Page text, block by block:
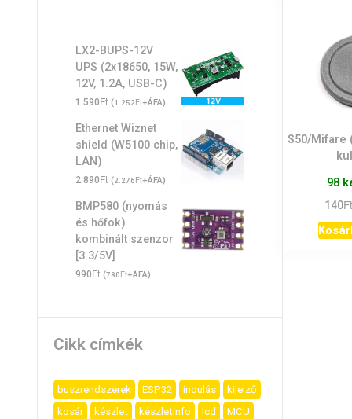
S50/Mifare
98
140Ft
LX2-BUPS-12V
UPS (2x18650, 15W,
12V, 1.2A, USB-C)
1.590Ft (1.252Ft+ÁFA)
Ethernet Wiznet
shield (W5100 chip,
LAN)
2.890Ft (2.276Ft+ÁFA)
BMP580 (nyomás
és hőfok)
kombinált szenzor
[3.3/5V]
990Ft (780Ft+ÁFA)
Cikk címkék
buszrendszerek ESP32 indulás
kijelző
kosár
készlet készletinfo lcd
MCU